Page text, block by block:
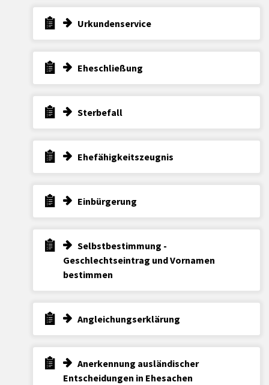
Urkundenservice
Eheschließung
Sterbefall
Ehefähigkeitszeugnis
Einbürgerung
Selbstbestimmung -
Geschlechtseintrag und Vornamen
bestimmen
Angleichungserklärung
Anerkennung ausländischer
Entscheidungen in Ehesachen